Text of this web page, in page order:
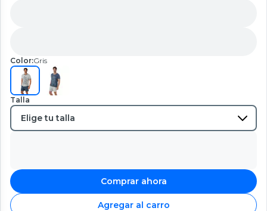
Color:Gris
Talla
Comprar ahora
Agregar al carro